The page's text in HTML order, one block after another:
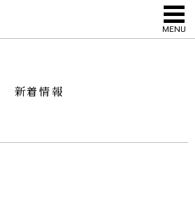
MENU
新着情報